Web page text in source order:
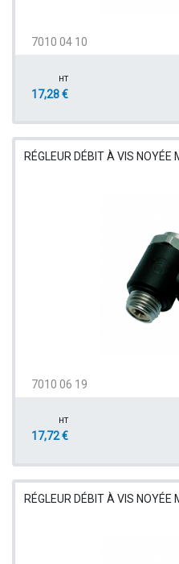
7010 04 10
HT
17,28 €
RÉGLEUR DÉBIT À VIS
7010 06 19
HT
17,72 €
RÉGLEUR DÉBIT À VIS